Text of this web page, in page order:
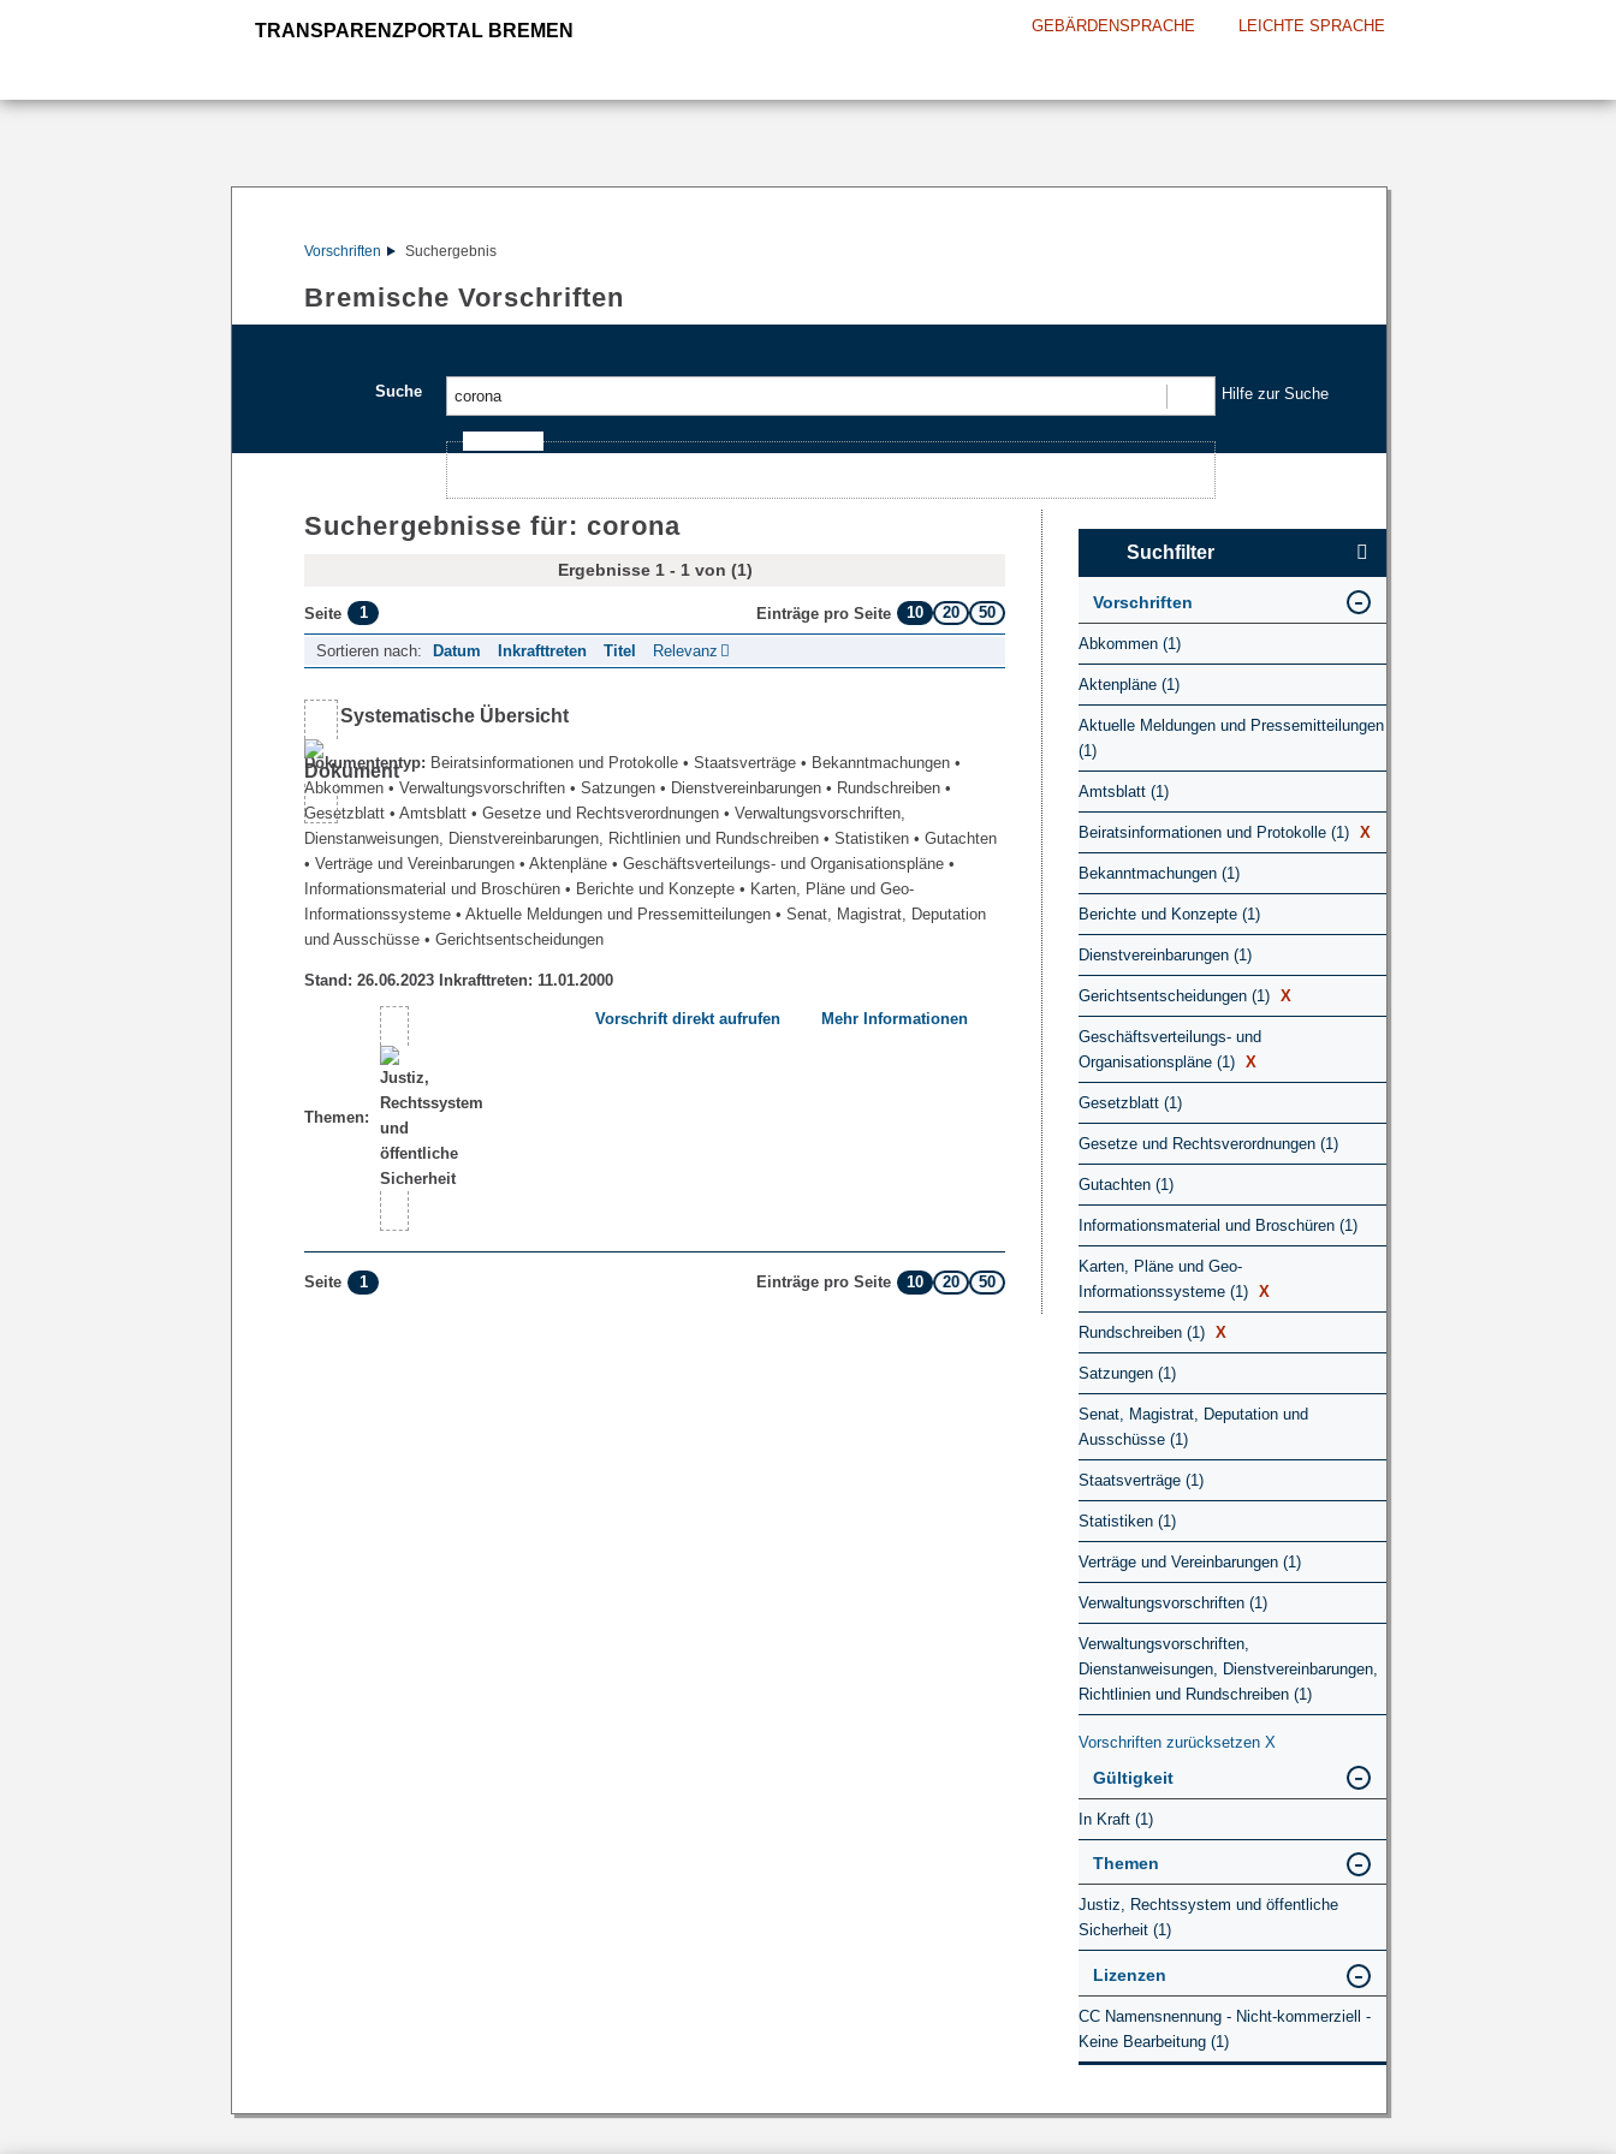
TRANSPARENZPORTAL BREMEN GEBÄRDENSPRACHE LEICHTE SPRACHE
Vorschriften Suchergebnis
Bremische Vorschriften
Suche Hilfe zur Suche
Suchergebnisse für: corona
Ergebnisse 1 - 1 von (1)
Seite 1 Einträge pro Seite 10 20 50
Sortieren nach: Datum Inkrafttreten Titel Relevanz
Systematische Übersicht
Dokumententyp: Beiratsinformationen und Protokolle • Staatsverträge • Bekanntmachungen •
Abkommen • Verwaltungsvorschriften • Satzungen • Dienstvereinbarungen • Rundschreiben •
Gesetzblatt • Amtsblatt • Gesetze und Rechtsverordnungen • Verwaltungsvorschriften,
Dienstanweisungen, Dienstvereinbarungen, Richtlinien und Rundschreiben • Statistiken • Gutachten
• Verträge und Vereinbarungen • Aktenpläne • Geschäftsverteilungs- und Organisationspläne •
Informationsmaterial und Broschüren • Berichte und Konzepte • Karten, Pläne und Geo-
Informationssysteme • Aktuelle Meldungen und Pressemitteilungen • Senat, Magistrat, Deputation
und Ausschüsse • Gerichtsentscheidungen
Stand: 26.06.2023 Inkrafttreten: 11.01.2000
Themen:
Vorschrift direkt aufrufen Mehr Informationen
Seite 1 Einträge pro Seite 10 20 50
Suchfilter
Vorschriften
Abkommen (1)
Aktenpläne (1)
Aktuelle Meldungen und Pressemitteilungen
(1)
Amtsblatt (1)
Beiratsinformationen und Protokolle (1) X
Bekanntmachungen (1)
Berichte und Konzepte (1)
Dienstvereinbarungen (1)
Gerichtsentscheidungen (1) X
Geschäftsverteilungs- und
Organisationspläne (1) X
Gesetzblatt (1)
Gesetze und Rechtsverordnungen (1)
Gutachten (1)
Informationsmaterial und Broschüren (1)
Karten, Pläne und Geo-
Informationssysteme (1) X
Rundschreiben (1) X
Satzungen (1)
Senat, Magistrat, Deputation und
Ausschüsse (1)
Staatsverträge (1)
Statistiken (1)
Verträge und Vereinbarungen (1)
Verwaltungsvorschriften (1)
Verwaltungsvorschriften,
Dienstanweisungen, Dienstvereinbarungen,
Richtlinien und Rundschreiben (1)
Vorschriften zurücksetzen X
Gültigkeit
In Kraft (1)
Themen
Justiz, Rechtssystem und öffentliche
Sicherheit (1)
Lizenzen
CC Namensnennung - Nicht-kommerziell -
Keine Bearbeitung (1)